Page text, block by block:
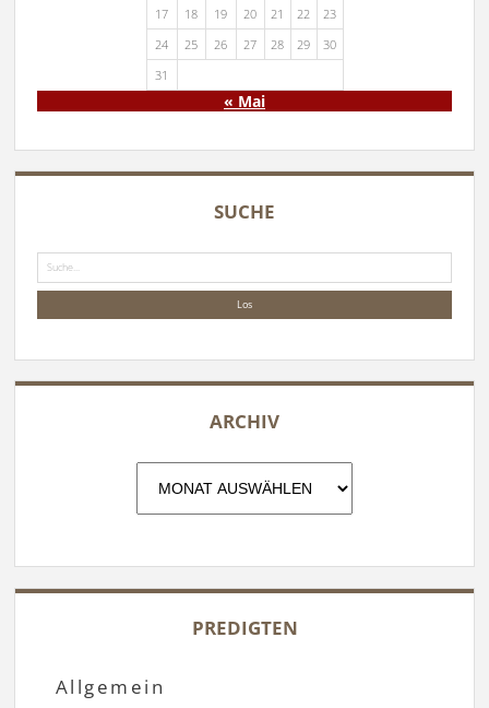
17
18 19 20 21 22
23
24
25 26 27 28 29
30
31
« Mai
SUCHE
Suche
ARCHIV
Archiv
PREDIGTEN
Allgemein